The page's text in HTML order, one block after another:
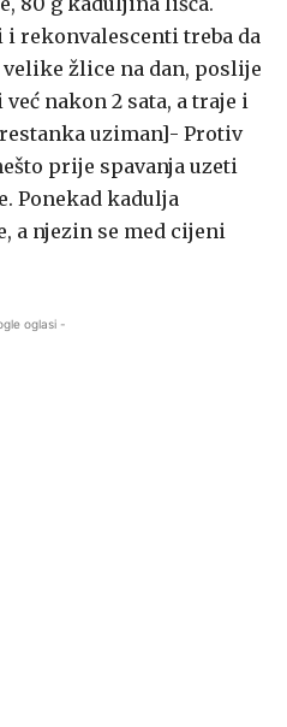
rekonvalescenti treba da
žlice na dan, poslije
nakon 2 sata, a traje i
uziman]- Protiv
prije spavanja uzeti
Ponekad kadulja
a njezin se med cijeni
oglasi -